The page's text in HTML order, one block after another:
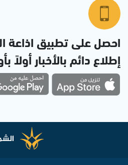
احصل على تطبيق
إطلاع دائم بالأخبار أولاً